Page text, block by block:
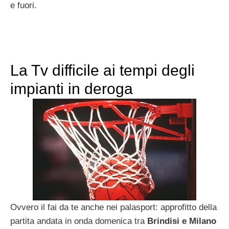
e fuori.
La Tv difficile ai tempi degli
impianti in deroga
Ovvero il fai da te anche nei palasport: approfitto della
partita andata in onda domenica traBrindisi e Milano